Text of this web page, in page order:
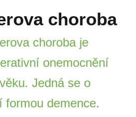
choroba
choroba je
onemocnění
Jedná se o
formou demence.